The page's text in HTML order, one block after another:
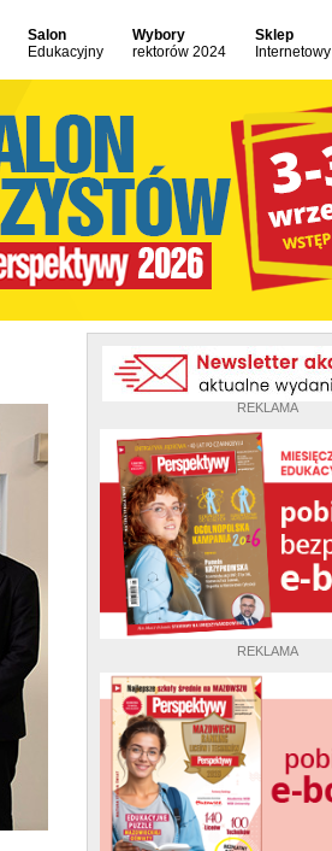
Salon
Edukacyjny
Wybory
rektorów 2024
Sklep
Internetowy
REKLAMA
REKLAMA